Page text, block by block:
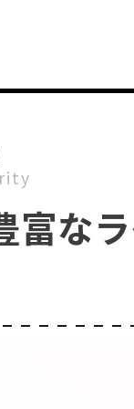
富な